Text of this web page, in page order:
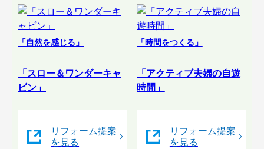
「自然を感じる」
「スロー＆ワンダーキャ
ビン」
リフォーム提案
を見る
「時間をつくる」
「アクティブ夫婦の自遊
時間」
リフォーム提案
を見る